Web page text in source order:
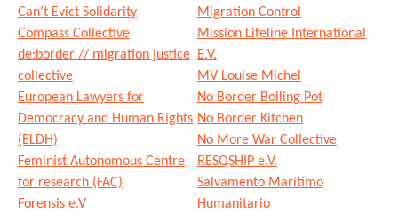
Can’t Evict Solidarity
Compass Collective
de:border // migration justice
collective
European Lawyers for
Democracy and Human Rights
(ELDH)
Feminist Autonomous Centre
for research (FAC)
Forensis e.V
Migration Control
Mission Lifeline International
E.V.
MV Louise Michel
No Border Boiling Pot
No Border Kitchen
No More War Collective
RESQSHIP e.V.
Salvamento Marítimo
Humanitario